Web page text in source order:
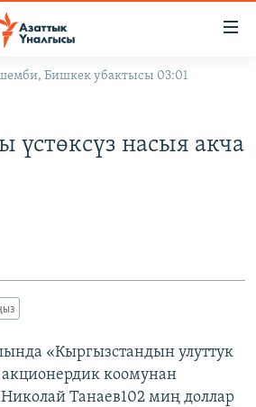
Бишкек убактысы 03:01
үстөксүз насыя акча
«Кыргызстандын улуттук
акционердик коомунан
Танаев102 миң доллар